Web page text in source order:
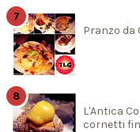
Pranzo da
L'Antica
cornetti